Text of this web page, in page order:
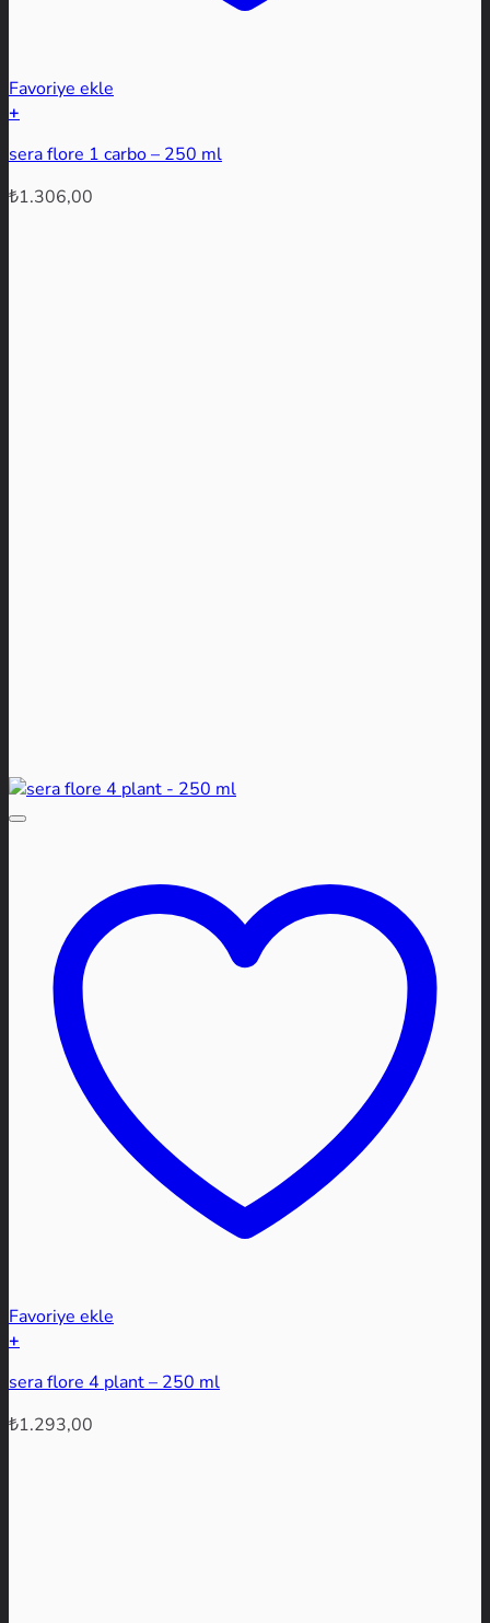
Favoriye ekle
+
sera flore 1 carbo – 250 ml
₺1.306,00
Favoriye ekle
+
sera flore 4 plant – 250 ml
₺1.293,00